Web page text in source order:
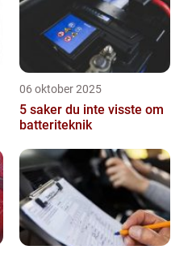
06 oktober 2025
5 saker du inte visste om
batteriteknik